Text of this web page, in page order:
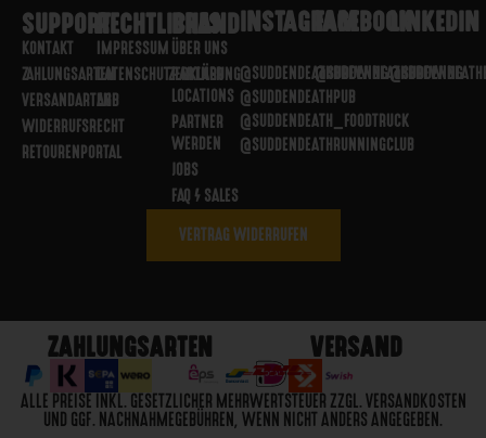
SUPPORT
KONTAKT
ZAHLUNGSARTEN
VERSANDARTEN
WIDERRUFSRECHT
RETOURENPORTAL
RECHTLICHES
IMPRESSUM
DATENSCHUTZERKLÄRUNG
AGB
BRAND
ÜBER UNS
PARTNER
LOCATIONS
PARTNER
WERDEN
JOBS
FAQ / SALES
INSTAGRAM
@SUDDENDEATHBREWING
@SUDDENDEATHPUB
@SUDDENDEATH_FOODTRUCK
@SUDDENDEATHRUNNINGCLUB
FACEBOOK
@SUDDENDEATHBREWING
LINKEDIN
VERTRAG WIDERRUFEN
ZAHLUNGSARTEN VERSAND
ALLE PREISE INKL. GESETZLICHER MEHRWERTSTEUER ZZGL. VERSANDKOSTEN
UND GGF. NACHNAHMEGEBÜHREN, WENN NICHT ANDERS ANGEGEBEN.